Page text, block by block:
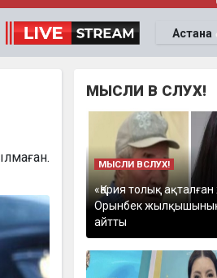
Астана
МЫСЛИ В СЛУХ!
МЫСЛИ ВСЛУХ!
«Қария толық
Орынбек жылқышының
айтты